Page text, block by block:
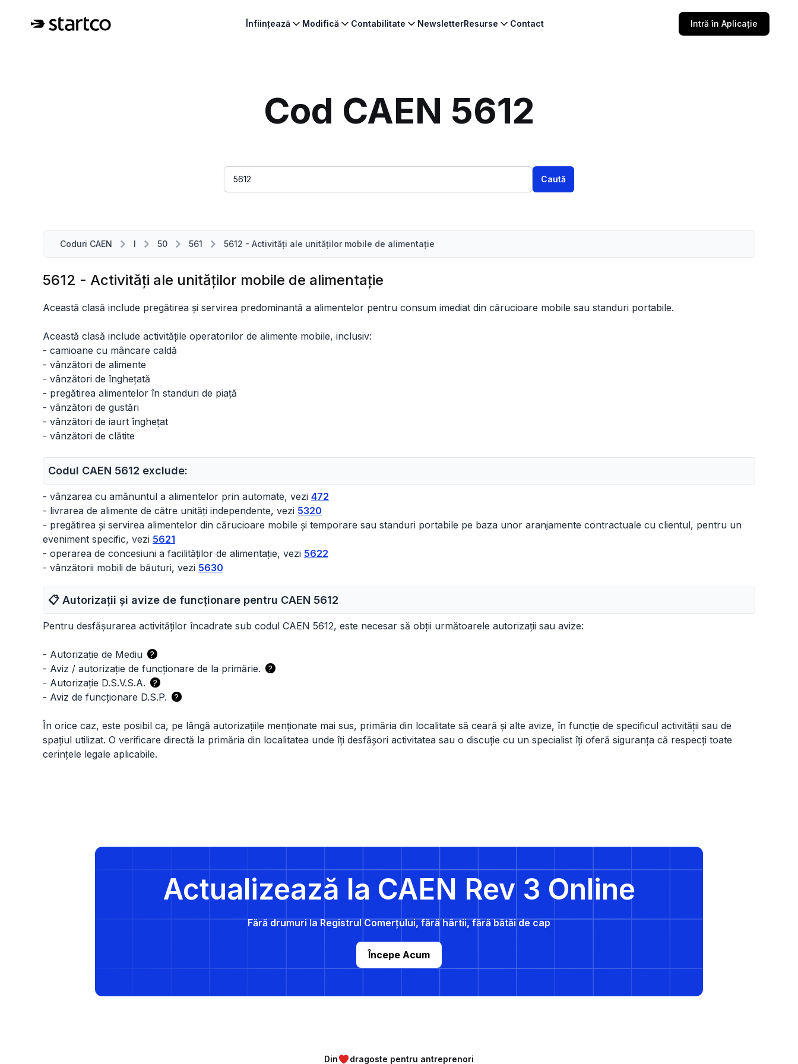
Înființează Modifică Contabilitate NewsletterResurse Contact Intră în Aplicație
Cod CAEN 5612
Caută
Coduri CAEN I 50 561 5612 - Activităţi ale unităţilor mobile de alimentaţie
5612 - Activităţi ale unităţilor mobile de alimentaţie
Această clasă include pregătirea și servirea predominantă a alimentelor pentru consum imediat din cărucioare mobile sau standuri portabile.
Această clasă include activitățile operatorilor de alimente mobile, inclusiv:
- camioane cu mâncare caldă
- vânzători de alimente
- vânzători de înghețată
- pregătirea alimentelor în standuri de piață
- vânzători de gustări
- vânzători de iaurt înghețat
- vânzători de clătite
Codul CAEN 5612 exclude:
- vânzarea cu amănuntul a alimentelor prin automate, vezi 472
- livrarea de alimente de către unități independente, vezi 5320
- pregătirea și servirea alimentelor din cărucioare mobile și temporare sau standuri portabile pe baza unor aranjamente contractuale cu clientul, pentru un
eveniment specific, vezi 5621
- operarea de concesiuni a facilităților de alimentație, vezi 5622
- vânzătorii mobili de băuturi, vezi 5630
📋 Autorizații și avize de funcționare pentru CAEN 5612
Pentru desfășurarea activităților încadrate sub codul CAEN 5612, este necesar să obții următoarele autorizații sau avize:
- Autorizație de Mediu ?
- Aviz / autorizație de funcționare de la primărie. ?
- Autorizație D.S.V.S.A. ?
- Aviz de funcționare D.S.P. ?
În orice caz, este posibil ca, pe lângă autorizațiile menționate mai sus, primăria din localitate să ceară și alte avize, în funcție de specificul activității sau de
spațiul utilizat. O verificare directă la primăria din localitatea unde îți desfășori activitatea sau o discuție cu un specialist îți oferă siguranța că respecți toate
cerințele legale aplicabile.
Actualizează la CAEN Rev 3 Online
Fără drumuri la Registrul Comerțului, fără hârtii, fără bătăi de cap
Începe Acum
Din dragoste pentru antreprenori